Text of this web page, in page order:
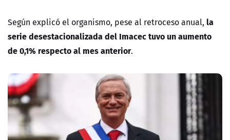
Según explicó el organismo, pese al retroceso anual, la
serie desestacionalizada del Imacec tuvo un aumento
de 0,1% respecto al mes anterior.